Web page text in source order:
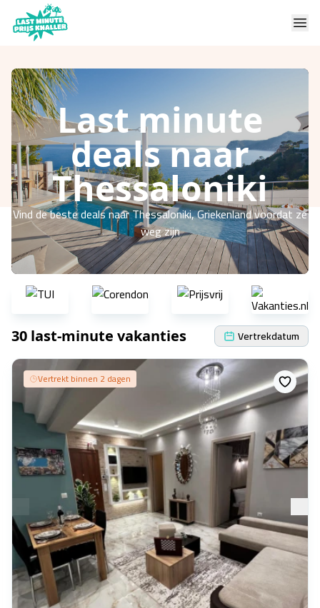
Last minute
deals naar
Thessaloniki
Vind de beste deals naar Thessaloniki, Griekenland voordat ze
weg zijn
30 last-minute vakanties Vertrekdatum
Vertrekt binnen 2 dagen